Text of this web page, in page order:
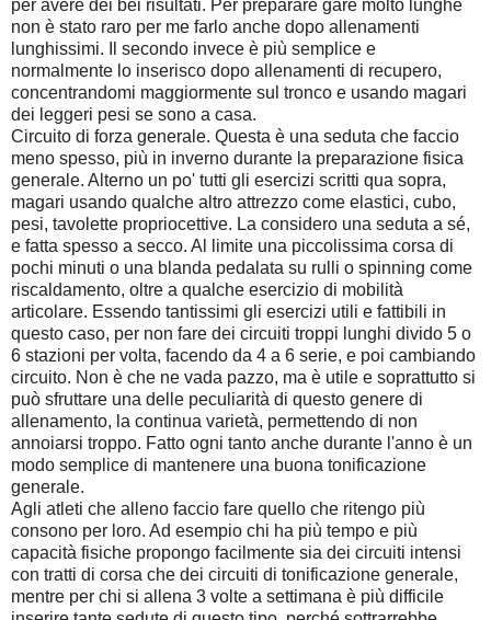
per avere dei bei risultati. Per preparare gare molto lunghe
non è stato raro per me farlo anche dopo allenamenti
lunghissimi. Il secondo invece è più semplice e
normalmente lo inserisco dopo allenamenti di recupero,
concentrandomi maggiormente sul tronco e usando magari
dei leggeri pesi se sono a casa.
Circuito di forza generale. Questa è una seduta che faccio
meno spesso, più in inverno durante la preparazione fisica
generale. Alterno un po' tutti gli esercizi scritti qua sopra,
magari usando qualche altro attrezzo come elastici, cubo,
pesi, tavolette propriocettive. La considero una seduta a sé,
e fatta spesso a secco. Al limite una piccolissima corsa di
pochi minuti o una blanda pedalata su rulli o spinning come
riscaldamento, oltre a qualche esercizio di mobilità
articolare. Essendo tantissimi gli esercizi utili e fattibili in
questo caso, per non fare dei circuiti troppi lunghi divido 5 o
6 stazioni per volta, facendo da 4 a 6 serie, e poi cambiando
circuito. Non è che ne vada pazzo, ma è utile e soprattutto si
può sfruttare una delle peculiarità di questo genere di
allenamento, la continua varietà, permettendo di non
annoiarsi troppo. Fatto ogni tanto anche durante l'anno è un
modo semplice di mantenere una buona tonificazione
generale.
Agli atleti che alleno faccio fare quello che ritengo più
consono per loro. Ad esempio chi ha più tempo e più
capacità fisiche propongo facilmente sia dei circuiti intensi
con tratti di corsa che dei circuiti di tonificazione generale,
mentre per chi si allena 3 volte a settimana è più difficile